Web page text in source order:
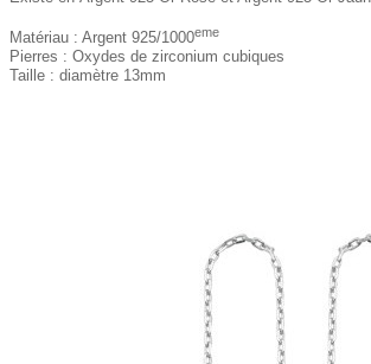
Matériau : Argent 925/1000eme
Pierres : Oxydes de zirconium cubiques
Taille : diamètre 13mm